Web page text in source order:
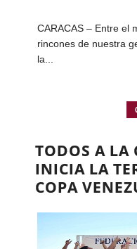
CARACAS – Entre el
rincones de nuestra
la...
TODOS A LA
INICIA LA
COPA